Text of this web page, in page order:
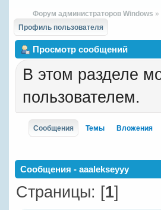
Форум администраторов Windows »
Профиль пользователя
Просмотр сообщений
В этом разделе
пользователем.
Сообщения Темы Вложения
Сообщения - aaalekseyyy
Страницы: [1]